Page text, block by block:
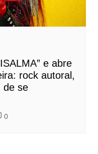
e abre
rock autoral,
de se
0